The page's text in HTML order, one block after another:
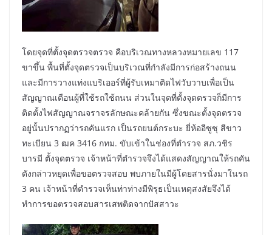
โดยจุดที่ตั้งจุดตรวจตรวจ คือบริเวณทางหลวงหมายเลข 117
ขาขึ้น พื้นที่ตั้งจุดตรวจเป็นบริเวณที่กำลังมีการก่อสร้างถนน
และมีการวางแท่งแบริเออร์ที่ผู้รับเหมาติดไฟวับวาบเพื่อเป็น
สัญญาณเตือนผู้ที่ใช้รถใช้ถนน ส่วนในจุดที่ตั้งจุดตรวจก็มีการ
ติดตั้งไฟสัญญาณจราจรลักษณะคล้ายกัน ซึ่งขณะตั้งจุดตรวจ
อยู่นั้นปรากฏว่ารถคันแรก เป็นรถยนต์กระบะ ยี่ห้ออีซูซุ สีขาว
ทะเบียน 3 ฒค 3416 กทม. ขับเข้าในช่องที่ตำรวจ สภ.วชิร
บารมี ตั้งจุดตรวจ เจ้าหน้าที่ตำรวจจึงได้แสดงสัญญาณให้รถคัน
ดังกล่าวหยุดเพื่อขอตรวจสอบ พบภายในมีผู้โดยสารนั่งมาในรถ
3 คน เจ้าหน้าที่ตำรวจเห็นท่าท่างมีพิรุธเป็นเหตุสงสัยจึงได้
ทำการขอตรวจสอบสารเสพติดจากปัสสาวะ